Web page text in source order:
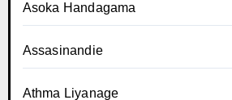
Asoka Handagama
Assasinandie
Athma Liyanage